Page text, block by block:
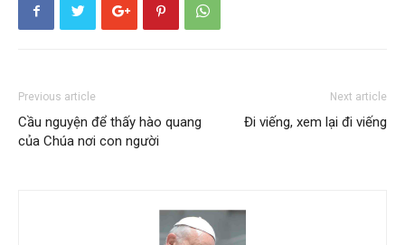
Previous article
Cầu nguyện để thấy hào quang
của Chúa nơi con người
Next article
Đi viếng, xem lại đi viếng